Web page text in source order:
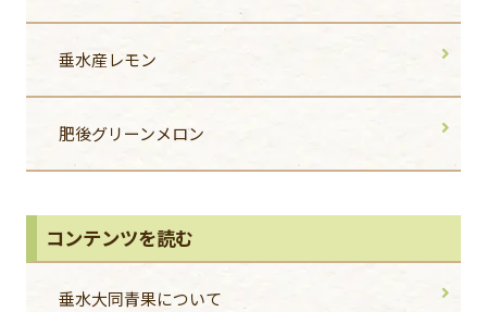
垂水産レモン
肥後グリーンメロン
コンテンツを読む
垂水大同青果について